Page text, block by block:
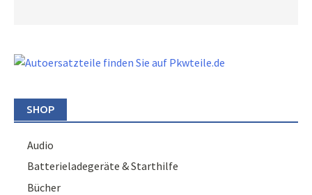
SHOP
Audio
Batterieladegeräte & Starthilfe
Bücher